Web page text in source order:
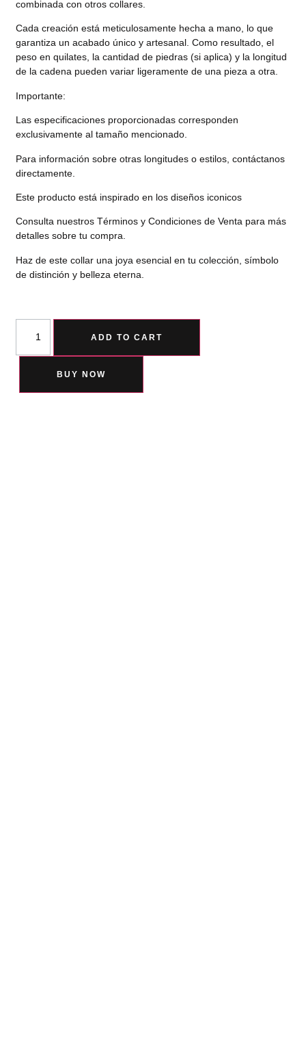
combinada con otros collares.
Cada creación está meticulosamente hecha a mano, lo que
garantiza un acabado único y artesanal. Como resultado, el
peso en quilates, la cantidad de piedras (si aplica) y la longitud
de la cadena pueden variar ligeramente de una pieza a otra.
Importante:
Las especificaciones proporcionadas corresponden
exclusivamente al tamaño mencionado.
Para información sobre otras longitudes o estilos, contáctanos
directamente.
Este producto está inspirado en los diseños iconicos
Consulta nuestros Términos y Condiciones de Venta para más
detalles sobre tu compra.
Haz de este collar una joya esencial en tu colección, símbolo
de distinción y belleza eterna.
ADD TO CART
BUY NOW